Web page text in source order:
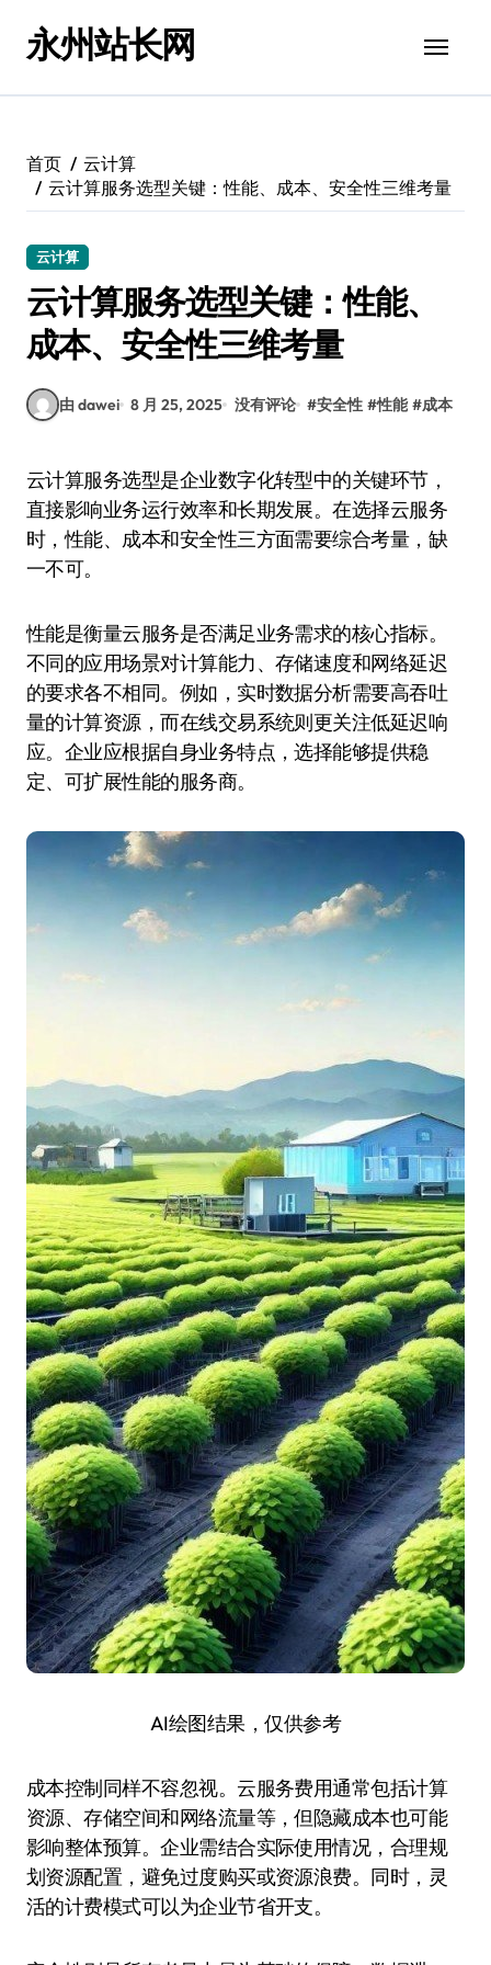
永州站长网
首页
云计算
云计算服务选型关键：性能、成本、安全性三维考量
云计算
云计算服务选型关键：性能、
成本、安全性三维考量
由 dawei 8 月 25, 2025 没有评论 #安全性 #性能 #成本
云计算服务选型是企业数字化转型中的关键环节，
直接影响业务运行效率和长期发展。在选择云服务
时，性能、成本和安全性三方面需要综合考量，缺
一不可。
性能是衡量云服务是否满足业务需求的核心指标。
不同的应用场景对计算能力、存储速度和网络延迟
的要求各不相同。例如，实时数据分析需要高吞吐
量的计算资源，而在线交易系统则更关注低延迟响
应。企业应根据自身业务特点，选择能够提供稳
定、可扩展性能的服务商。
AI绘图结果，仅供参考
成本控制同样不容忽视。云服务费用通常包括计算
资源、存储空间和网络流量等，但隐藏成本也可能
影响整体预算。企业需结合实际使用情况，合理规
划资源配置，避免过度购买或资源浪费。同时，灵
活的计费模式可以为企业节省开支。